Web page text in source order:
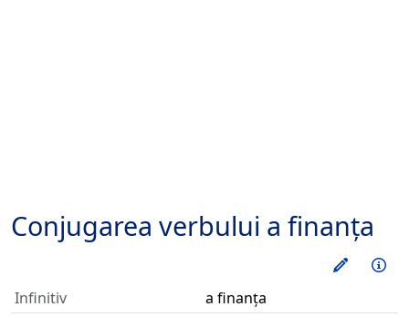
Conjugarea verbului a finanța
Infinitiv
a finanța